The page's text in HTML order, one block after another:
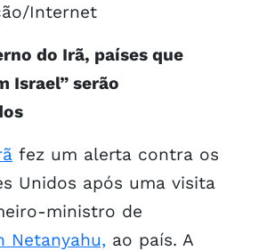
Internet
do Irã, países que
Israel” serão
fez um alerta contra os
Unidos após uma visita
ministro de
Netanyahu, ao país. A